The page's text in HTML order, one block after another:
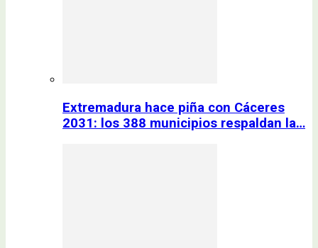
Extremadura hace piña con Cáceres
2031: los 388 municipios respaldan la…